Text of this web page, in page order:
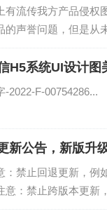
有流传我方产品侵权
的声誉问题，但是从
H5系统UI设计
2022-F-00754286...
新公告，新版升
：禁止回退更新，例
意：禁止跨版本更新